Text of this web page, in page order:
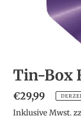
Tin-Box
Normaler
Preis
€29,99
Inklusive Mwst.